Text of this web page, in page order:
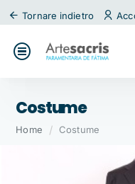
Tornare indietro
Costume
HomehomeCostume